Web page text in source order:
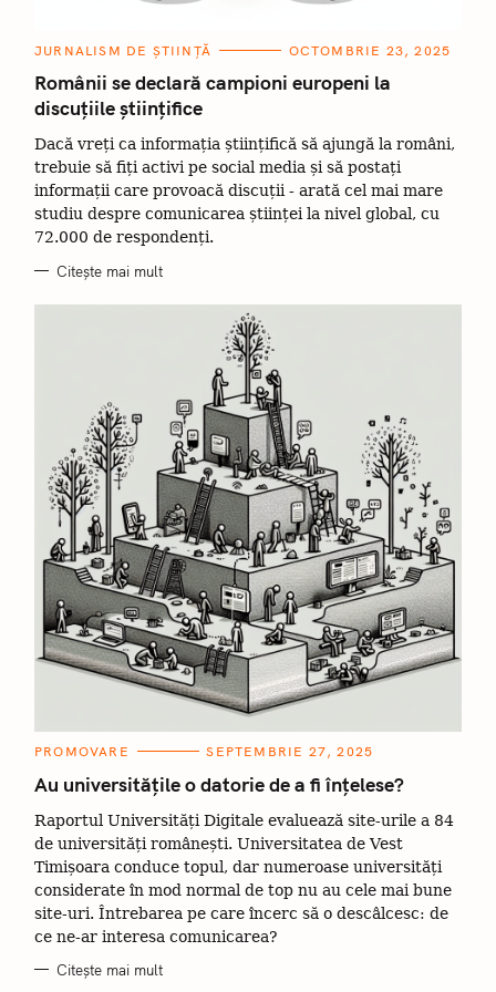
C
T
E
G
R
I
I
JURNALISM DE ȘTIINȚĂ OCTOMBRIE 23, 2025
Românii se declară campioni europeni la
discuțiile științifice
Dacă vreți ca informația științifică să ajungă la români,
trebuie să fiți activi pe social media și să postați
informații care provoacă discuții - arată cel mai mare
studiu despre comunicarea științei la nivel global, cu
72.000 de respondenți.
Citește mai mult
C
T
E
O
R
I
I
PROMOVARE SEPTEMBRIE 27, 2025
Au universitățile o datorie de a fi înțelese?
Raportul Universități Digitale evaluează site-urile a 84
de universități românești. Universitatea de Vest
Timișoara conduce topul, dar numeroase universități
considerate în mod normal de top nu au cele mai bune
site-uri. Întrebarea pe care încerc să o descâlcesc: de
ce ne-ar interesa comunicarea?
Citește mai mult